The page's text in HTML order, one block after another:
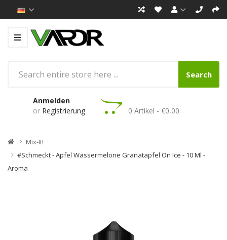
Search
Anmelden
or Registrierung 0 Artikel - €0,00
Mix-It!
#Schmeckt - Apfel Wassermelone Granatapfel On Ice - 10 Ml -
Aroma